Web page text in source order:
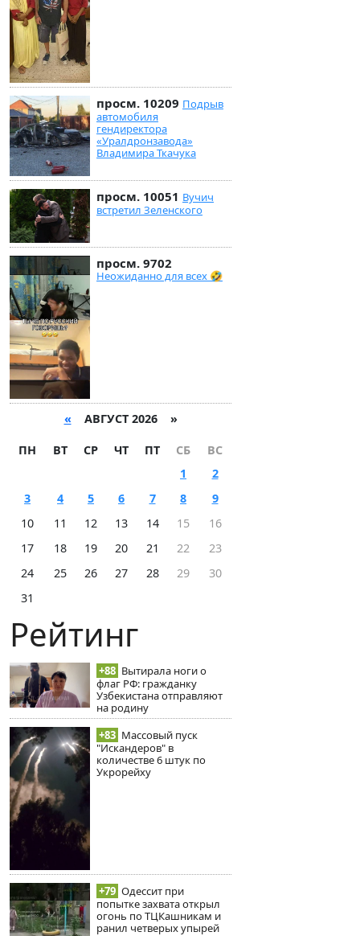
просм. 10209 Подрыв
автомобиля
гендиректора
«Уралдронзавода»
Владимира Ткачука
просм. 10051 Вучич
встретил Зеленского
просм. 9702
Неожиданно для всех 🤣
« АВГУСТ 2026 »
ПН ВТ СР ЧТ ПТ СБ
ВС
1
2
3
4 5 6 7 8
9
10
11 12 13 14 15
16
17
18 19 20 21 22
23
24
25 26 27 28 29
30
31
Рейтинг
+88 Вытирала ноги о
флаг РФ: гражданку
Узбекистана отправляют
на родину
+83 Массовый пуск
"Искандеров" в
количестве 6 штук по
Укрорейху
+79 Одессит при
попытке захвата открыл
огонь по ТЦКашникам и
ранил четверых упырей